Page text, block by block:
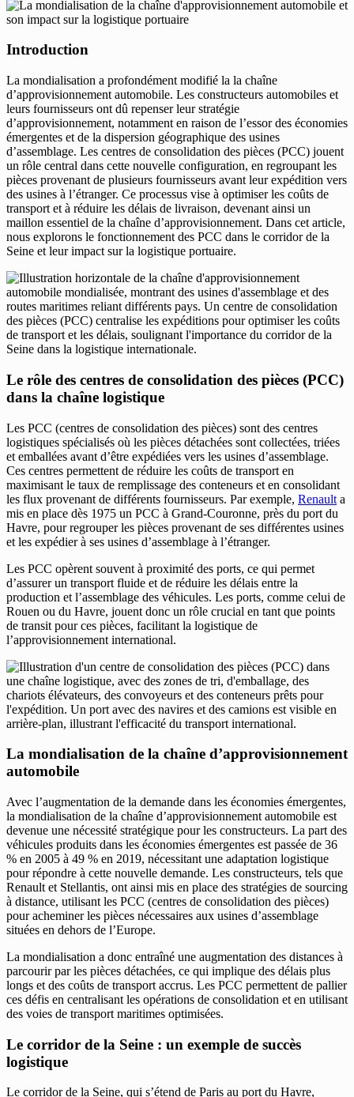
Introduction
La mondialisation a profondément modifié la la chaîne
d’approvisionnement automobile. Les constructeurs automobiles et
leurs fournisseurs ont dû repenser leur stratégie
d’approvisionnement, notamment en raison de l’essor des économies
émergentes et de la dispersion géographique des usines
d’assemblage. Les centres de consolidation des pièces (PCC) jouent
un rôle central dans cette nouvelle configuration, en regroupant les
pièces provenant de plusieurs fournisseurs avant leur expédition vers
des usines à l’étranger. Ce processus vise à optimiser les coûts de
transport et à réduire les délais de livraison, devenant ainsi un
maillon essentiel de la chaîne d’approvisionnement. Dans cet article,
nous explorons le fonctionnement des PCC dans le corridor de la
Seine et leur impact sur la logistique portuaire.
Le rôle des centres de consolidation des pièces (PCC)
dans la chaîne logistique
Les PCC (centres de consolidation des pièces) sont des centres
logistiques spécialisés où les pièces détachées sont collectées, triées
et emballées avant d’être expédiées vers les usines d’assemblage.
Ces centres permettent de réduire les coûts de transport en
maximisant le taux de remplissage des conteneurs et en consolidant
les flux provenant de différents fournisseurs. Par exemple, Renault a
mis en place dès 1975 un PCC à Grand-Couronne, près du port du
Havre, pour regrouper les pièces provenant de ses différentes usines
et les expédier à ses usines d’assemblage à l’étranger.
Les PCC opèrent souvent à proximité des ports, ce qui permet
d’assurer un transport fluide et de réduire les délais entre la
production et l’assemblage des véhicules. Les ports, comme celui de
Rouen ou du Havre, jouent donc un rôle crucial en tant que points
de transit pour ces pièces, facilitant la logistique de
l’approvisionnement international.
La mondialisation de la chaîne d’approvisionnement
automobile
Avec l’augmentation de la demande dans les économies émergentes,
la mondialisation de la chaîne d’approvisionnement automobile est
devenue une nécessité stratégique pour les constructeurs. La part des
véhicules produits dans les économies émergentes est passée de 36
% en 2005 à 49 % en 2019, nécessitant une adaptation logistique
pour répondre à cette nouvelle demande. Les constructeurs, tels que
Renault et Stellantis, ont ainsi mis en place des stratégies de sourcing
à distance, utilisant les PCC (centres de consolidation des pièces)
pour acheminer les pièces nécessaires aux usines d’assemblage
situées en dehors de l’Europe.
La mondialisation a donc entraîné une augmentation des distances à
parcourir par les pièces détachées, ce qui implique des délais plus
longs et des coûts de transport accrus. Les PCC permettent de pallier
ces défis en centralisant les opérations de consolidation et en utilisant
des voies de transport maritimes optimisées.
Le corridor de la Seine : un exemple de succès
logistique
Le corridor de la Seine, qui s’étend de Paris au port du Havre,